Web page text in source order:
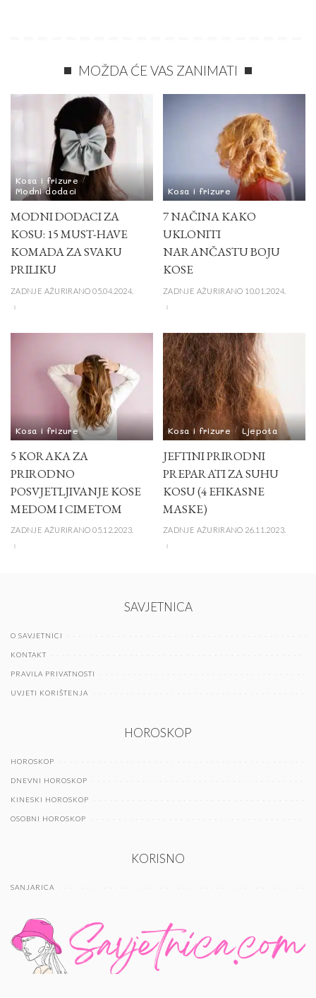
MOŽDA ĆE VAS ZANIMATI
Kosa i frizure
Modni dodaci
MODNI DODACI ZA
KOSU: 15 MUST-HAVE
KOMADA ZA SVAKU
PRILIKU
ZADNJE AŽURIRANO 05.04.2024.
Kosa i frizure
7 NAČINA KAKO
UKLONITI
NARANČASTU BOJU
KOSE
ZADNJE AŽURIRANO 10.01.2024.
Kosa i frizure
5 KORAKA ZA
PRIRODNO
POSVJETLJIVANJE KOSE
MEDOM I CIMETOM
ZADNJE AŽURIRANO 05.12.2023.
Kosa i frizure Ljepota
JEFTINI PRIRODNI
PREPARATI ZA SUHU
KOSU (4 EFIKASNE
MASKE)
ZADNJE AŽURIRANO 26.11.2023.
SAVJETNICA
O SAVJETNICI
KONTAKT
PRAVILA PRIVATNOSTI
UVJETI KORIŠTENJA
HOROSKOP
HOROSKOP
DNEVNI HOROSKOP
KINESKI HOROSKOP
OSOBNI HOROSKOP
KORISNO
SANJARICA